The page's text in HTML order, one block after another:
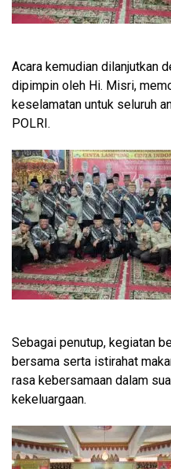
Acara kemudian dilanjutkan
dipimpin oleh Hi. Misri,
keselamatan untuk seluruh
POLRI.
Sebagai penutup, kegiatan
bersama serta istirahat
rasa kebersamaan dalam
kekeluargaan.